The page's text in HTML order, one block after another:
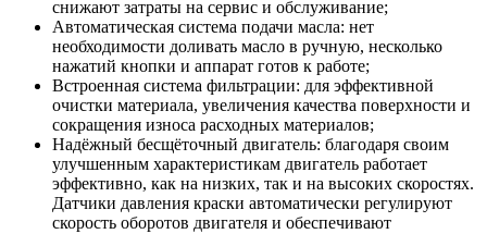
снижают затраты на сервис и обслуживание;
Автоматическая система подачи масла: нет
необходимости доливать масло в ручную, несколько
нажатий кнопки и аппарат готов к работе;
Встроенная система фильтрации: для эффективной
очистки материала, увеличения качества поверхности и
сокращения износа расходных материалов;
Надёжный бесщёточный двигатель: благодаря своим
улучшенным характеристикам двигатель работает
эффективно, как на низких, так и на высоких скоростях.
Датчики давления краски автоматически регулируют
скорость оборотов двигателя и обеспечивают